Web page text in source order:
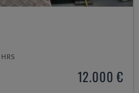
12.000 €